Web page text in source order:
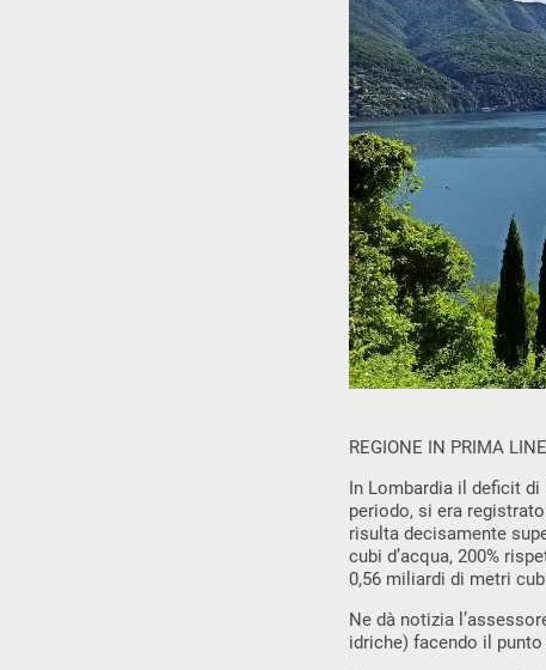
REGIONE IN PRIMA
In Lombardia il deficit
periodo, si era
risulta decisamente
cubi d’acqua, 200%
0,56 miliardi di metri
Ne dà notizia
idriche) facendo il